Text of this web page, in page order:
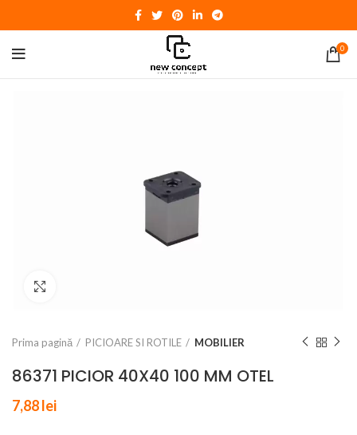
0
Prima pagină PICIOARE SI ROTILE MOBILIER
86371 PICIOR 40X40 100 MM OTEL
7,88lei